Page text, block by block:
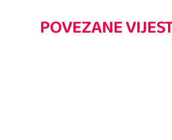
POVEZANE